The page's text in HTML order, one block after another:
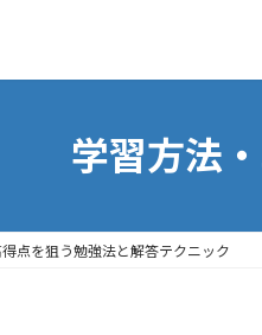
学習方法
点を狙う勉強法と解答テクニック